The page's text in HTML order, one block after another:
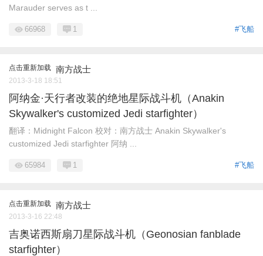
Marauder serves as t ...
#飞船
66968 1
点击重新加载 南方战士
2013-3-18 18:51
阿纳金·天行者改装的绝地星际战斗机（Anakin
Skywalker's customized Jedi starfighter）
翻译：Midnight Falcon 校对：南方战士 Anakin Skywalker's
customized Jedi starfighter 阿纳 ...
#飞船
65984 1
点击重新加载 南方战士
2013-3-16 22:48
吉奥诺西斯扇刀星际战斗机（Geonosian fanblade
starfighter）